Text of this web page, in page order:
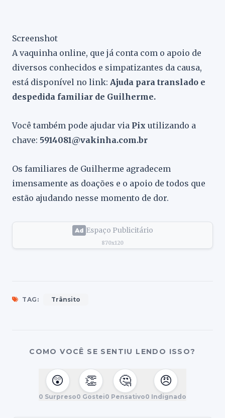
Screenshot
A vaquinha online, que já conta com o apoio de
diversos conhecidos e simpatizantes da causa,
está disponível no link: Ajuda para translado e
despedida familiar de Guilherme.
Você também pode ajudar via Pix utilizando a
chave: 5914081@vakinha.com.br
Os familiares de Guilherme agradecem
imensamente as doações e o apoio de todos que
estão ajudando nesse momento de dor.
Espaço Publicitário
870x120
TAG: Trânsito
COMO VOCÊ SE SENTIU LENDO ISSO?
😲
0 Surpreso
👏
0 Gostei
🤔
0 Pensativo
😠
0 Indignado